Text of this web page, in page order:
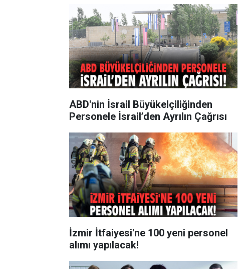
ABD'nin İsrail Büyükelçiliğinden
Personele İsrail’den Ayrılın Çağrısı
İzmir İtfaiyesi'ne 100 yeni personel
alımı yapılacak!